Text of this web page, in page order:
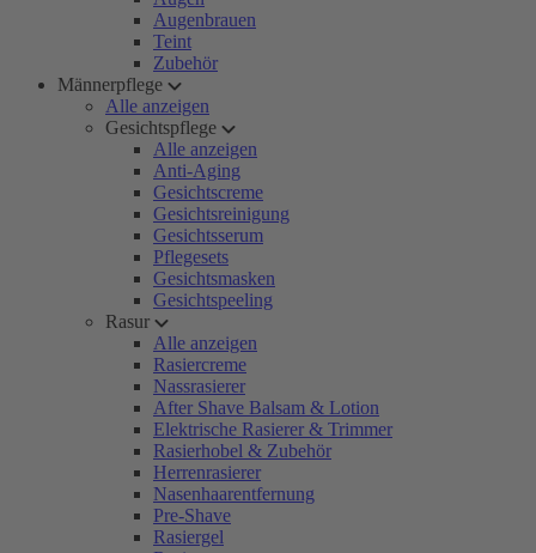
Augenbrauen
Teint
Zubehör
Männerpflege
Alle anzeigen
Gesichtspflege
Alle anzeigen
Anti-Aging
Gesichtscreme
Gesichtsreinigung
Gesichtsserum
Pflegesets
Gesichtsmasken
Gesichtspeeling
Rasur
Alle anzeigen
Rasiercreme
Nassrasierer
After Shave Balsam & Lotion
Elektrische Rasierer & Trimmer
Rasierhobel & Zubehör
Herrenrasierer
Nasenhaarentfernung
Pre-Shave
Rasiergel